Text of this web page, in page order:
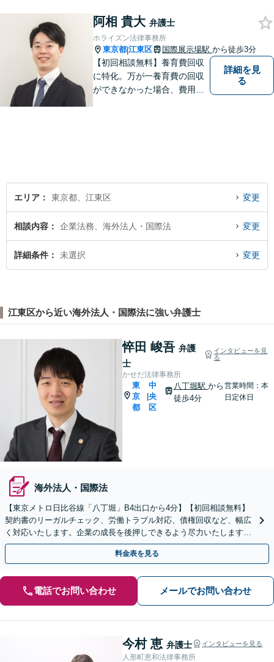
分野あり】民間企業出身の弁
護士が、経営者・ビジネスパ
ーソンの悩みに「速く・適切
に」対応。
阿相 貴大 弁護士
ホライズン法律事務所
東京都|江東区 国際展示場駅 から徒歩3分
【初回相談無料】養育費回収
に特化。万が一養育費の回収
ができなかった場合、費用は
詳細を見
る
エリア 東京都、江東区 変更
相談内容 企業法務、海外法人・国際法 変更
詳細条件 未選択 変更
江東区から近い海外法人・国際法に強い弁護士
悴田 峻吾 弁護
士
インタビューを見
る
かせだ法律事務所
東
京
都
|
中
央
区
八丁堀駅 から
徒歩4分
営業時間：本
日定休日
海外法人・国際法
【東京メトロ日比谷線「八丁堀」B4出口から4分】【初回相談無料】
契約書のリーガルチェック、労働トラブル対応、債権回収など、幅広
く対応いたします。企業の成長を後押しできるよう尽力いたしますの
で、ぜひご相談ください。【電話相談可】【休日面談可】
料金表を見る
電話でお問い合わせ メールでお問い合わせ
今村 恵 弁護士 インタビューを見る
人形町恵和法律事務所